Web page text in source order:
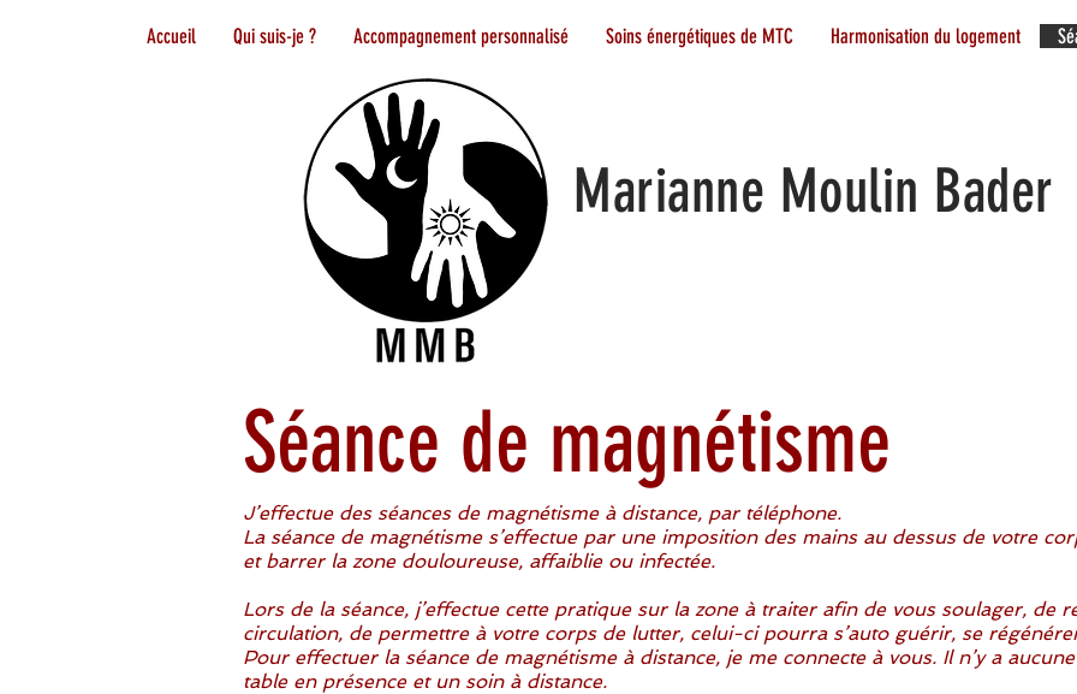
Accueil Qui suis-je ? Accompagnement personnalisé Soins énergétiques de MTC Harmonisation du logement
Marianne Moulin Bader
Séance de magnétisme
J’effectue des séances de magnétismeà distance, par téléphone.
La séance de magnétisme s’effectue par une imposition des mains au dessus de votre
et barrer la zone douloureuse, affaiblie ou infectée.
Lors de la séance, j’effectue cette pratique sur la zone à traiter afin de vous soulager, de
circulation, de permettre à votre corps de lutter, celui-ci pourra s’auto guérir, se
Pour effectuer la séance de magnétisme à distance, je me connecte à vous. Il n’y a
table en présence et un soin à distance.